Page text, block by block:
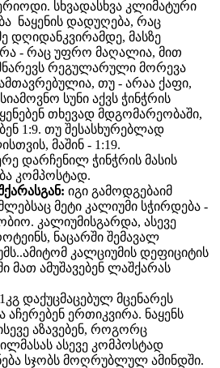
სხვადასხვა კლიმატური
ნაყენის დადუღება, რაც
დღიდანკვირამდე, მასზე
- რაც უფრო მაღალია, მით
რეგულარული მორევა
თუ - არაა ქაფი,
სუნი აქვს ჭინჭრის
თხევად მდგომარეობაში,
1:9. თუ შესასხურებლად
მაშინ - 1:19.
დარჩენილ ჭინჭრის მასის
კომპოსტად.
იგი გამოდგებაიმ
მეტი კალიუმი სჭირდება -
კალიუმისგარდა, ასევე
ნაცარში შემავალ
კალციუმის დეფიციტის
მათ ამუშავებენ ლაშქარას
დაქუცმაცებულ მცენარეს
აჩერებენ ერთიკვირა. ნაყენს
აზავებენ, როგორც
ასევე კომპოსტად
სჯობს მოღრუბლულ ამინდში.